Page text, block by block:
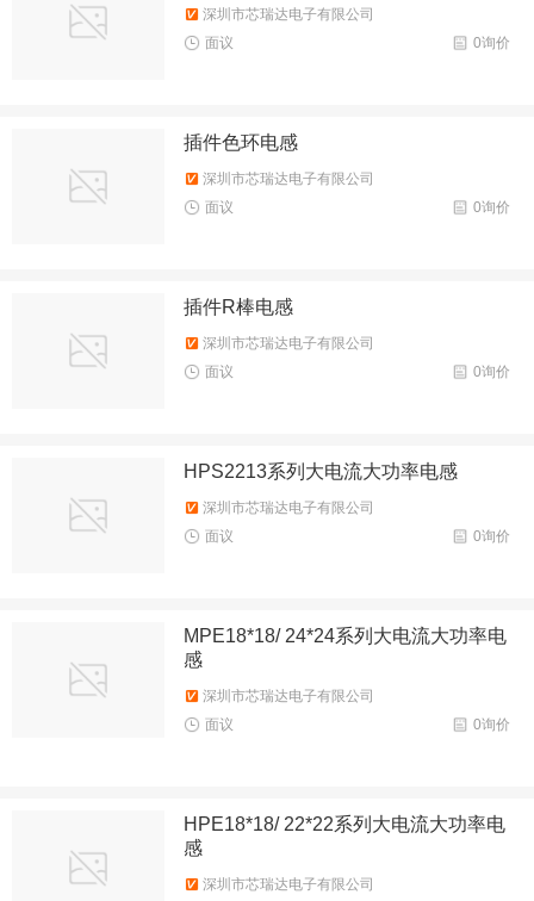
深圳市芯瑞达电子有限公司
0询价
面议
插件色环电感
深圳市芯瑞达电子有限公司
0询价
面议
插件R棒电感
深圳市芯瑞达电子有限公司
0询价
面议
HPS2213系列大电流大功率电感
深圳市芯瑞达电子有限公司
0询价
面议
MPE18*18/ 24*24系列大电流大功率电
感
深圳市芯瑞达电子有限公司
0询价
面议
HPE18*18/ 22*22系列大电流大功率电
感
深圳市芯瑞达电子有限公司